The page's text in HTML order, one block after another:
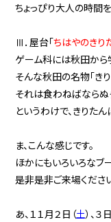
ちょっぴり大人の時間を
Ⅲ．屋台「ちはやのきり
ゲーム科には秋田から
そんな秋田の名物「きり
それは食わねばならぬ
というわけで、きりた
ま、こんな感じです。
ほかにもいろいろなブ
是非是非ご来場くださ
あ、１１月２日（土）、３